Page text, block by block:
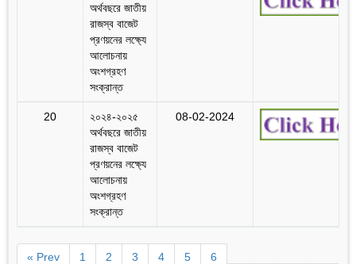
অর্থবছরে জাতীয়
রাজস্ব বাজেট
প্রণয়নের লক্ষ্যে
আলোচনায়
অংশগ্রহণ
সংক্রান্ত
20
২০২৪-২০২৫
অর্থবছরে জাতীয়
রাজস্ব বাজেট
প্রণয়নের লক্ষ্যে
আলোচনায়
অংশগ্রহণ
সংক্রান্ত
08-02-2024
« Prev 1 2 3 4 5
6